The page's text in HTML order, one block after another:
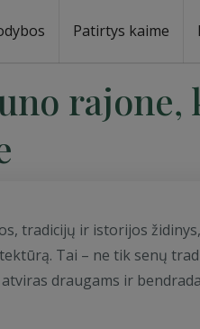
Patirtys kaime
tradicijų ir istorijos
Tai – ne tik senų
draugams ir